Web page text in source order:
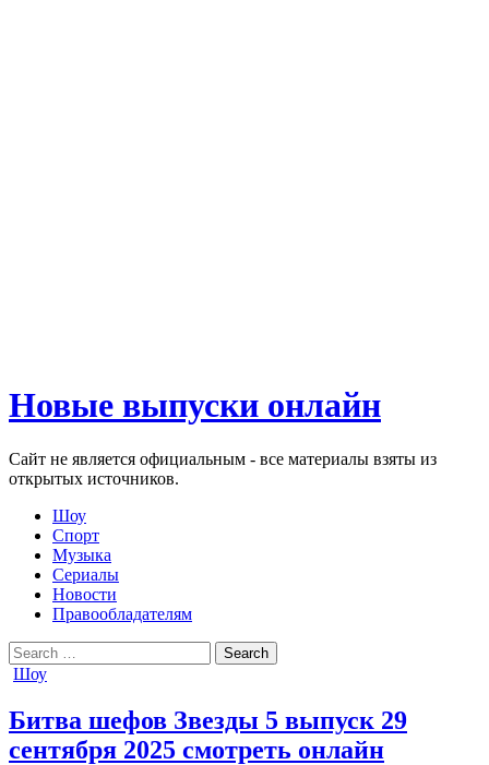
Новые выпуски онлайн
Сайт не является официальным - все материалы взяты из
открытых источников.
Шоу
Спорт
Музыка
Сериалы
Новости
Правообладателям
Search
for:
Posted
Шоу
Битва шефов Звезды 5 выпуск 29
сентября 2025 смотреть онлайн